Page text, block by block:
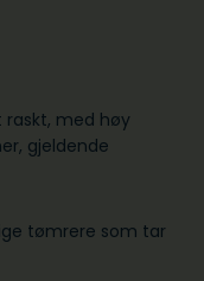
med høy
gjeldende
tømrere som tar